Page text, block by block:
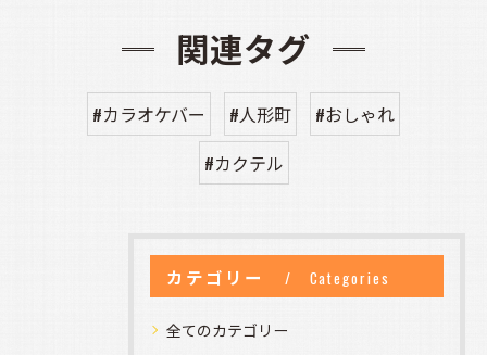
関連タグ
#カラオケバー #人形町
#おしゃれ
#カクテル
カテゴリー Categories
全てのカテゴリー